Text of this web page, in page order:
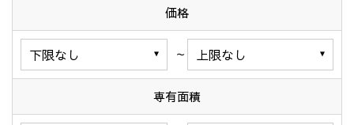
価格
～
専有面積